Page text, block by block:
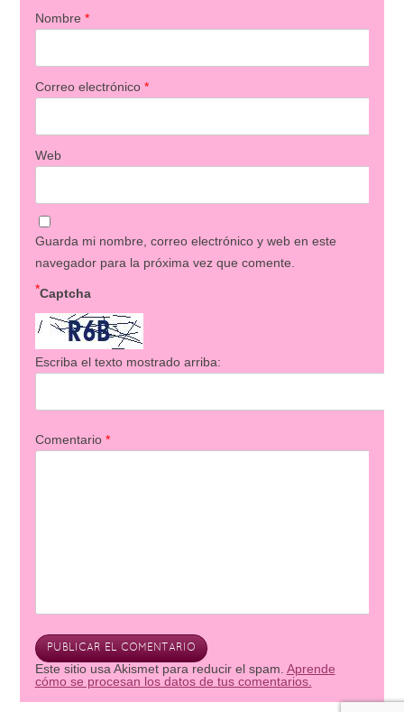
Nombre *
Correo electrónico *
Web
Guarda mi nombre, correo electrónico y web en este
navegador para la próxima vez que comente.
Captcha
*
Escriba el texto mostrado arriba:
Comentario *
Este sitio usa Akismet para reducir el spam. Aprende
cómo se procesan los datos de tus comentarios.